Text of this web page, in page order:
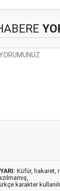
Küfür, hakaret,
karakter